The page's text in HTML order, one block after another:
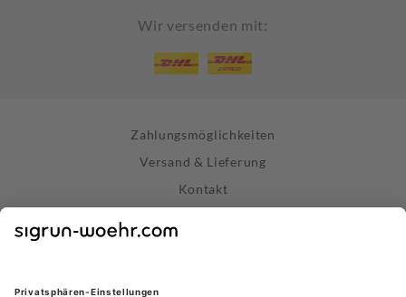
Wir versenden mit:
Zahlungsmöglichkeiten
Versand & Lieferung
Kontakt